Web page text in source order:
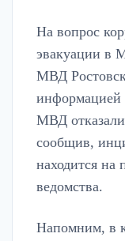
На вопрос
эвакуации в
МВД
информацией
МВД
сообщив,
находится на
ведомства.
Напомним, в